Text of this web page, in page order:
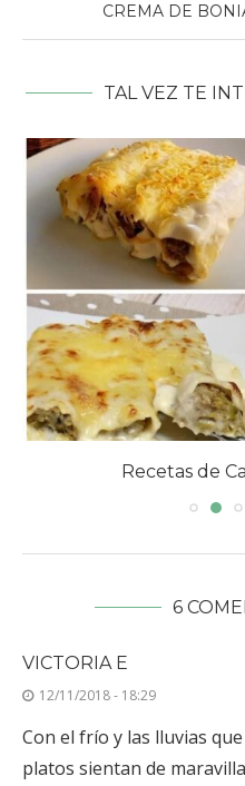
CREMA DE
TAL VEZ TE
Recetas de
6
VICTORIA E
12/11/2018 - 18:29
Con el frío y las lluvias
platos sientan de